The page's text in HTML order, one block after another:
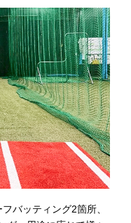
バッティング2箇所、